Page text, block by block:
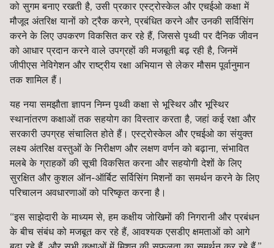
को सुगम बनाए रखती है, उसी प्रकार एस्ट्रोस्केल और एचईओ कक्षा में
मौजूद अंतरिक्ष यानों को ट्रैक करने, प्रबंधित करने और उनकी सर्विसिंग
करने के लिए उपकरण विकसित कर रहे हैं, जिससे पृथ्वी पर दैनिक जीवन
को आधार प्रदान करने वाले उपग्रहों की मजबूती बढ़ रही है, जिनमें
जीपीएस नेविगेशन और राष्ट्रीय रक्षा अभियान से लेकर मौसम पूर्वानुमान
तक शामिल हैं।
यह नया समझौता ज्ञापन निम्न पृथ्वी कक्षा से भूस्थिर और भूस्थिर
स्थानांतरण कक्षाओं तक सहयोग का विस्तार करता है, जहां कई रक्षा और
सरकारी उपग्रह संचालित होते हैं। एस्ट्रोस्केल और एचईओ का संयुक्त
लक्ष्य अंतरिक्ष वस्तुओं के निरीक्षण और लक्षण वर्णन को बढ़ाना, संभावित
मलबे के ग्राहकों की सूची विकसित करना और सहयोगी देशों के लिए
सुरक्षित और कुशल ऑन-ऑर्बिट सर्विसिंग मिशनों का समर्थन करने के लिए
परिचालन अवधारणाओं को परिष्कृत करना है।
“इस साझेदारी के माध्यम से, हम कक्षीय जोखिमों की निगरानी और प्रबंधन
के बीच संबंध को मजबूत कर रहे हैं, आवश्यक एसडीए क्षमताओं को आगे